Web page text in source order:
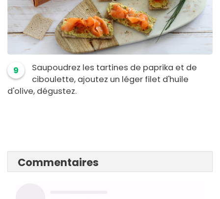
9
Saupoudrez les tartines de paprika et de
ciboulette, ajoutez un léger filet d'huile
d'olive, dégustez.
Commentaires